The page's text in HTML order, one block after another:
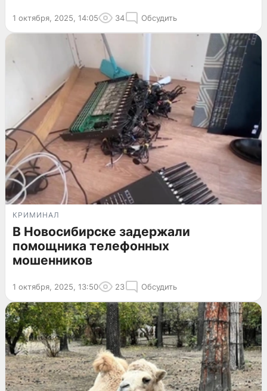
1 октября, 2025, 14:05 34 Обсудить
КРИМИНАЛ
В Новосибирске задержали
помощника телефонных
мошенников
1 октября, 2025, 13:50 23 Обсудить